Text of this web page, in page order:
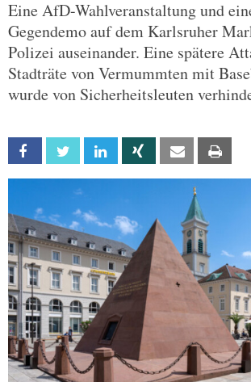
Eine AfD-Wahlveranstaltung und
Gegendemo auf dem Karlsruher
Polizei auseinander. Eine spätere
Stadträte von Vermummten mit
wurde von Sicherheitsleuten
Facebook Twitter Linkedin Xing Email